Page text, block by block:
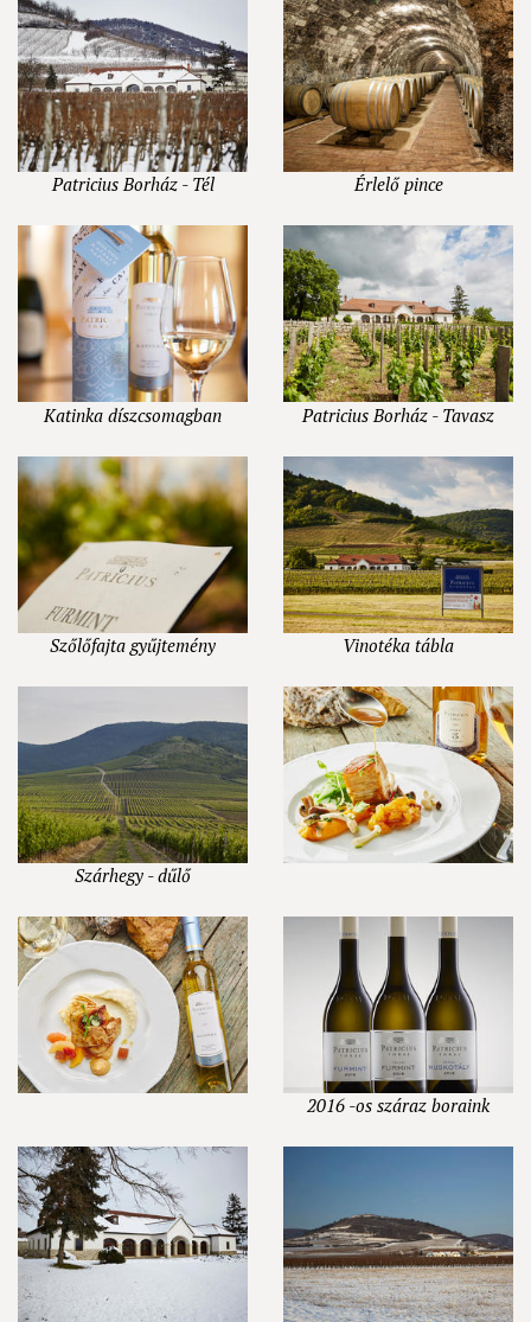
Patricius Borház - Tél Érlelő pince
Katinka díszcsomagban Patricius Borház - Tavasz
Szőlőfajta gyűjtemény Vinotéka tábla
Szárhegy - dűlő
2016 -os száraz boraink